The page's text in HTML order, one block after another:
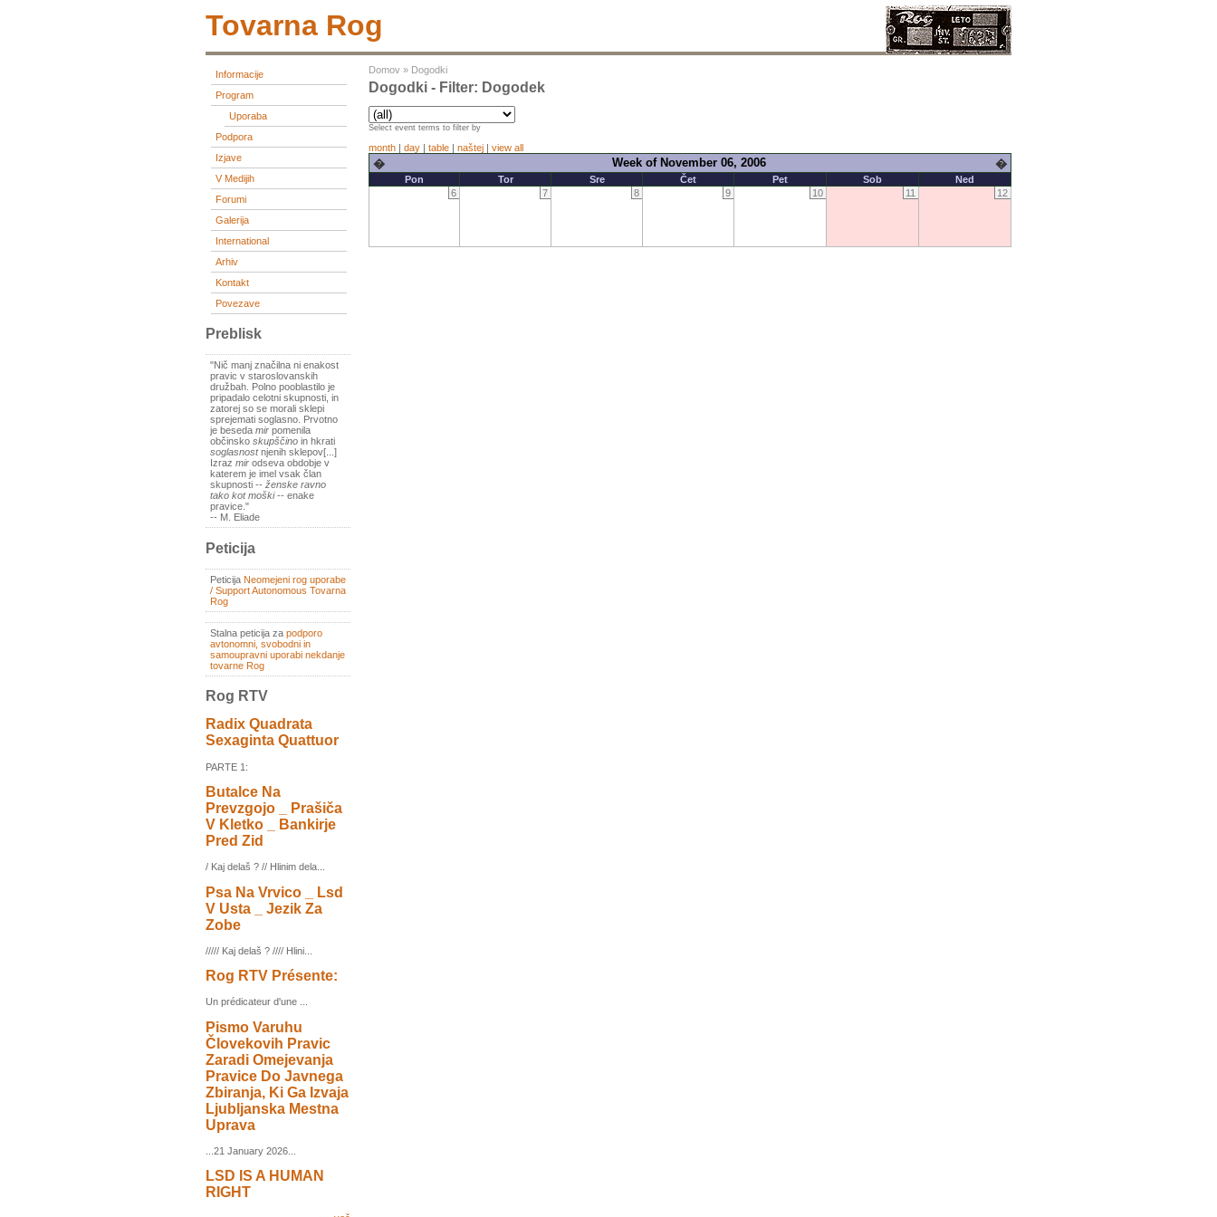
Tovarna Rog
Informacije
Program
Uporaba
Podpora
Izjave
V Medijih
Forumi
Galerija
International
Arhiv
Kontakt
Povezave
Preblisk
"Nič manj značilna ni enakost
pravic v staroslovanskih
družbah. Polno pooblastilo je
pripadalo celotni skupnosti, in
zatorej so se morali sklepi
sprejemati soglasno. Prvotno
je beseda mir pomenila
občinsko skupščino in hkrati
soglasnostnjenih sklepov[...]
Izraz mir odseva obdobje v
katerem je imel vsak član
skupnosti -- ženske ravno
tako kot moški-- enake
pravice."
-- M. Eliade
Peticija
Peticija Neomejeni rog uporabe
/ Support Autonomous Tovarna
Rog
Stalna peticija za podporo
avtonomni, svobodni in
samoupravni uporabi nekdanje
tovarne Rog
Rog RTV
Radix Quadrata
Sexaginta Quattuor
PARTE 1:
Butalce Na
Prevzgojo _ Prašiča
V Kletko _ Bankirje
Pred Zid
/ Kaj delaš ? // Hlinim dela...
Psa Na Vrvico _ Lsd
V Usta _ Jezik Za
Zobe
///// Kaj delaš ? //// Hlini...
Rog RTV Présente:
Un prédicateur d'une ...
Pismo Varuhu
Človekovih Pravic
Zaradi Omejevanja
Pravice Do Javnega
Zbiranja, Ki Ga Izvaja
Ljubljanska Mestna
Uprava
...21 January 2026...
LSD IS A HUMAN
RIGHT
Domov » Dogodki
Dogodki - Filter: Dogodek
Select event terms to filter by
month | day | table | naštej | view all
� Week of November 06, 2006 �
Pon Tor Sre Čet Pet Sob
Ned
6
7 8 9 10 11 12